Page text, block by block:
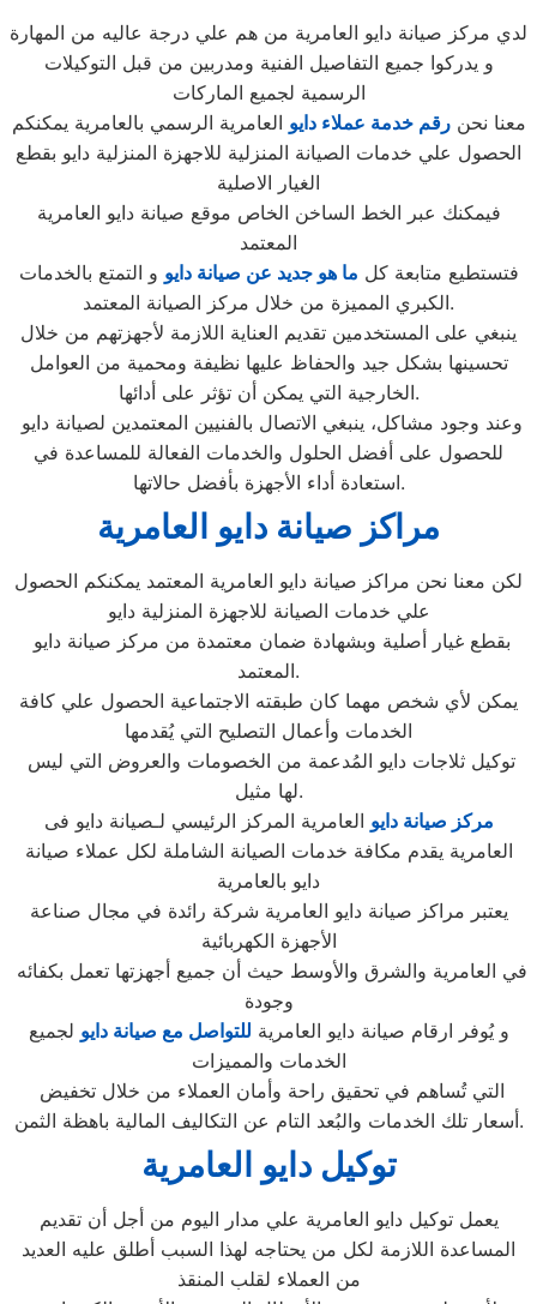
لدي مركز صيانة دايو العامرية من هم علي درجة عاليه من المهارة
و يدركوا جميع التفاصيل الفنية ومدربين من قبل التوكيلات
الرسمية لجميع الماركات
معنا نحنرقم خدمة عملاء دايو العامرية الرسمي بالعامرية يمكنكم
الحصول علي خدمات الصيانة المنزلية للاجهزة المنزلية دايو بقطع
الغيار الاصلية
فيمكنك عبر الخط الساخن الخاص موقع صيانة دايو العامرية
المعتمد
فتستطيع متابعة كل ما هو جديد عن صيانة دايو و التمتع بالخدمات
الكبري المميزة من خلال مركز الصيانة المعتمد.
ينبغي على المستخدمين تقديم العناية اللازمة لأجهزتهم من خلال
تحسينها بشكل جيد والحفاظ عليها نظيفة ومحمية من العوامل
الخارجية التي يمكن أن تؤثر على أدائها.
وعند وجود مشاكل، ينبغي الاتصال بالفنيين المعتمدين لصيانة دايو
للحصول على أفضل الحلول والخدمات الفعالة للمساعدة في
استعادة أداء الأجهزة بأفضل حالاتها.
مراكز صيانة دايو العامرية
لكن معنا نحن مراكز صيانة دايو العامرية المعتمد يمكنكم الحصول
علي خدمات الصيانة للاجهزة المنزلية دايو
المعتمد.
يمكن لأي شخص مهما كان طبقته الاجتماعية الحصول علي كافة
الخدمات وأعمال التصليح التي يُقدمها
لها مثيل.
مركز صيانة دايو العامرية المركز الرئيسي لـصيانة دايو فى
العامرية يقدم مكافة خدمات الصيانة الشاملة لكل عملاء صيانة
دايو بالعامرية
يعتبر مراكز صيانة دايو العامرية شركة رائدة في مجال صناعة
الأجهزة الكهربائية
وجودة
و يُوفر ارقام صيانة دايو العامرية للتواصل مع صيانة دايو لجميع
الخدمات والمميزات
أسعار تلك الخدمات والبُعد التام عن التكاليف المالية باهظة الثمن.
توكيل دايو العامرية
يعمل توكيل دايو العامرية علي مدار اليوم من أجل أن تقديم
المساعدة اللازمة لكل من يحتاجه لهذا السبب أطلق عليه العديد
من العملاء لقلب المنقذ